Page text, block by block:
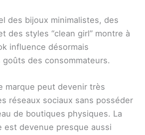
des bijoux minimalistes, des
des styles “clean girl” montre à
influence désormais
des consommateurs.
marque peut devenir très
réseaux sociaux sans posséder
de boutiques physiques. La
est devenue presque aussi